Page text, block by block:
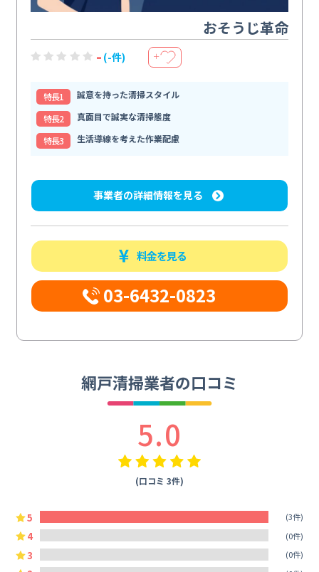
おそうじ革命
- (-件) ＋
特⻑1
誠意を持った清掃スタイル
特⻑2
真面目で誠実な清掃態度
特⻑3
生活導線を考えた作業配慮
事業者の詳細情報を見る
料金を見る
03-6432-0823
網戸清掃業者の口コミ
5.0
(口コミ 3件)
5 (3件)
4 (0件)
3 (0件)